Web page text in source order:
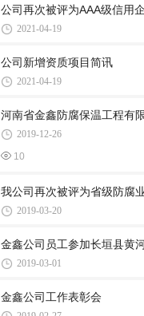
公司再次被评为AAA级信用
2021-04-19
公司新增资质项目简讯
2021-04-19
河南省金鑫防腐保温工程有
2019-12-26
10
我公司再次被评为省级防腐
2019-03-20
金鑫公司员工参加长垣县黄
2019-03-01
金鑫公司工作表彰会